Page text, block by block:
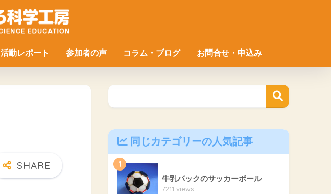
活動レポート 参加者の声 コラム・ブログ お問合せ・申込み
同じカテゴリーの人気記事
1
牛乳パックのサッカーボール
7211 views